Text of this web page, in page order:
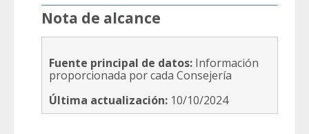
Nota de alcance
Fuente principal de datos: Información
proporcionada por cada Consejería
Última actualización: 10/10/2024